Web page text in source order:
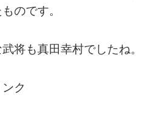
のです。
将も真田幸村でしたね。
ク